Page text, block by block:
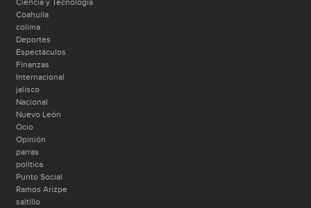
Coahuila
colima
Deportes
Espectáculos
Finanzas
Internacional
jalisco
Nacional
Nuevo León
Ocio
Opinión
parras
politica
Punto Social
Ramos Arizpe
saltillo